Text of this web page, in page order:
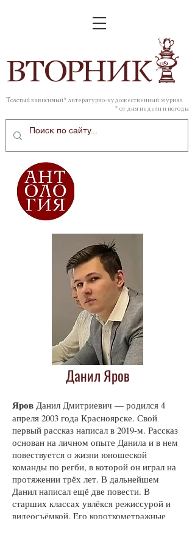
ВТОРНИК
Толстый зависимый* литературно-художественный журнал
* от дня недели и погоды
Данил Яров
Яров Данил Дмитриевич — родился 4
апреля 2003 года Красноярске. Свой
первый рассказ написал в 2019-м. Рассказ
основан на личном опыте Данила и в нем
повествуется о жизни юношеской
команды по регби, в которой он играл на
протяжении трёх лет. В дальнейшем
Данил написал ещё две повести. В
старших классах увлёкся режиссурой и
видеосъёмкой. Его короткометражные